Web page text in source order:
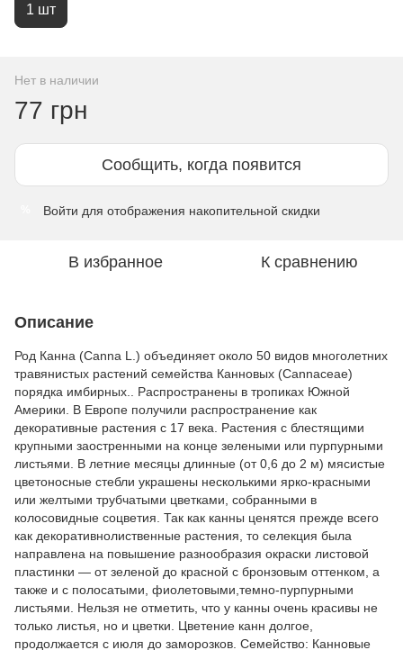
1 шт
Нет в наличии
77 грн
Сообщить, когда появится
Войти для отображения накопительной скидки
В избранное К сравнению
Описание
Род Канна (Canna L.) объединяет около 50 видов многолетних
травянистых растений семейства Канновых (Саnnасеае)
порядка имбирных.. Распространены в тропиках Южной
Америки. В Европе получили распространение как
декоративные растения с 17 века. Растения с блестящими
крупными заостренными на конце зелеными или пурпурными
листьями. В летние месяцы длинные (от 0,6 до 2 м) мясистые
цветоносные стебли украшены несколькими ярко-красными
или желтыми трубчатыми цветками, собранными в
колосовидные соцветия. Так как канны ценятся прежде всего
как декоративнолиственные растения, то селекция была
направлена на повышение разнообразия окраски листовой
пластинки — от зеленой до красной с бронзовым оттенком, а
также и с полосатыми, фиолетовыми,темно-пурпурными
листьями. Нельзя не отметить, что у канны очень красивы не
только листья, но и цветки. Цветение канн долгое,
продолжается с июля до заморозков. Семейство: Канновые